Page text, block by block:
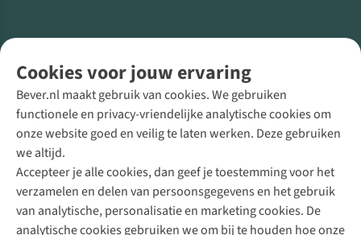
Cookies voor jouw ervaring
Bever.nl maakt gebruik van cookies. We gebruiken
functionele en privacy-vriendelijke analytische cookies om
onze website goed en veilig te laten werken. Deze gebruiken
we altijd.
Accepteer je alle cookies, dan geef je toestemming voor het
verzamelen en delen van persoonsgegevens en het gebruik
van analytische, personalisatie en marketing cookies. De
analytische cookies gebruiken we om bij te houden hoe onze
Direct advies van een Buitenexpert
+31 (0)85 888 50 88
+31 6 12 28 49 80